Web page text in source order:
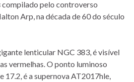
compilado pelo controverso
Arp, na década de 60 do século
lenticular NGC 383, é visível
vermelhas. O ponto luminoso
17.2, é a supernova AT2017hle,